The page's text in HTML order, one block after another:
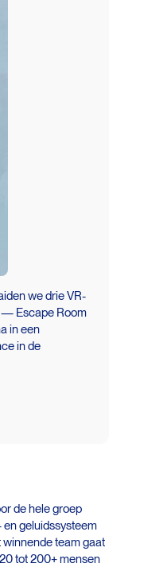
we drie VR-
— Escape Room
in een
in de
de hele groep
en geluidssysteem
winnende team gaat
tot 200+ mensen